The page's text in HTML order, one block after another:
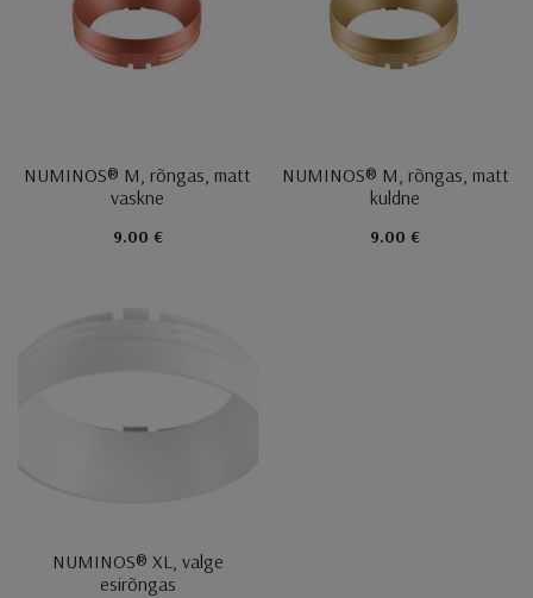
NUMINOS® M, rõngas, matt
vaskne
9.00 €
NUMINOS® M, rõngas, matt
kuldne
9.00 €
NUMINOS® XL, valge
esirõngas